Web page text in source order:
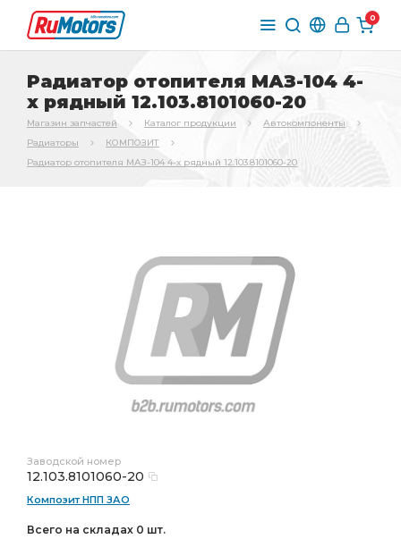
0
Радиатор отопителя МАЗ-104 4-
х рядный 12.103.8101060-20
Магазин запчастей Каталог продукции
Автокомпоненты
Радиаторы
КОМПОЗИТ
Радиатор отопителя МАЗ-104 4-х рядный 12.103.8101060-20
Заводской номер
12.103.8101060-20
Композит НПП ЗАО
Всего на складах 0 шт.